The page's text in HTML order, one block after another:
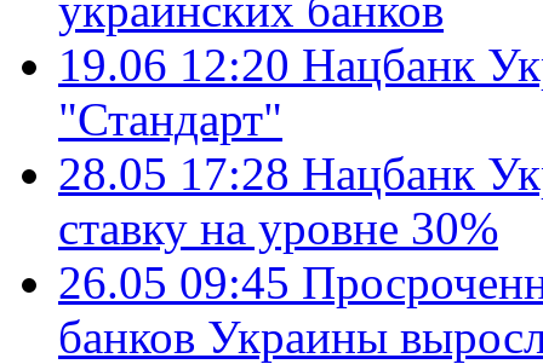
19.06 12:20 Нацбанк
"Стандарт"
28.05 17:28 Нацбанк
ставку на уровне 30%
26.05 09:45
банков Украины